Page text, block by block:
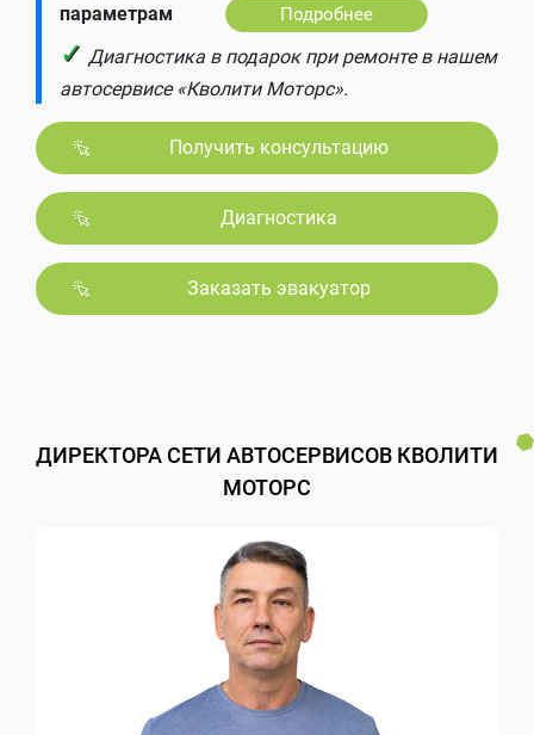
параметрам
Подробнее
✓ Диагностика в подарок при ремонте в нашем
автосервисе «Кволити Моторс».
Получить консультацию
Диагностика
Заказать эвакуатор
ДИРЕКТОРА СЕТИ АВТОСЕРВИСОВ КВОЛИТИ
МОТОРС